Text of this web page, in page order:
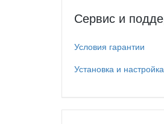
Сервис и
Условия гарантии
Установка и настройка